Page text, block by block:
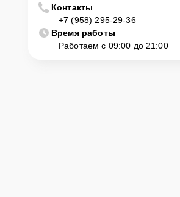
Контакты
+7 (958) 295-29-36
Время работы
Работаем с 09:00 до 21:00